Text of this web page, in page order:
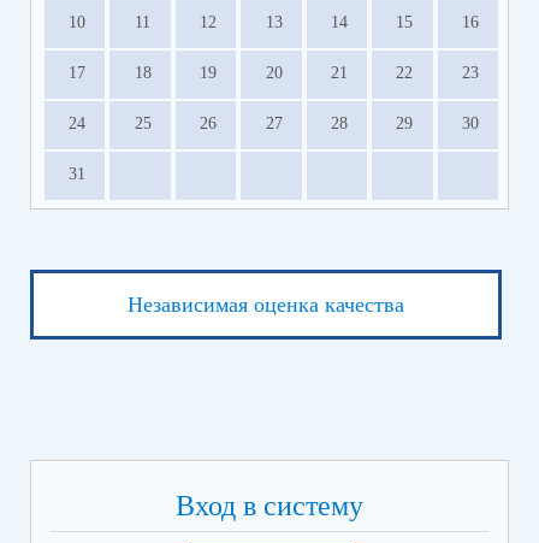
Прекратите или приостановите ИП участника
семей.pdf
10 11 12 13 14 15 16
17 18 19 20 21 22 23
24 25 26 27 28 29 30
31
Независимая оценка качества
Вход в систему